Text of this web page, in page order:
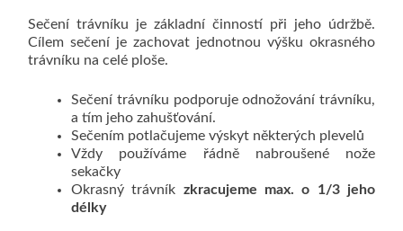
Sečení trávníku je základní činností při jeho údržbě.
Cílem sečení je zachovat jednotnou výšku okrasného
trávníku na celé ploše.
Sečení trávníku podporuje odnožování trávníku,
a tím jeho zahušťování.
Sečením potlačujeme výskyt některých plevelů
Vždy používáme řádně nabroušené nože
sekačky
Okrasný trávník zkracujeme max. o 1/3 jeho
délky